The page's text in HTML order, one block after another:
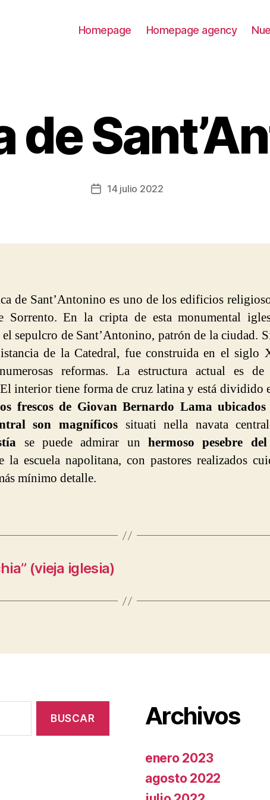
Homepage Homepage agency
de
Fecha14 julio 2022
de Sant’Antonino es uno de los edificios
Sorrento. En la cripta de esta monumental
el sepulcro de Sant’Antonino, patrón de la ciudad.
de la Catedral, fue construida en el siglo
reformas. La estructura actual es de
interior tiene forma de cruz latina y está dividido
frescos de Giovan Bernardo Lama
son magníficossituati nella navata
se puede admirar unhermoso pesebre
la escuela napolitana, con pastores realizados
mínimo detalle.
(vieja iglesia)
Archivos
enero 2023
agosto 2022